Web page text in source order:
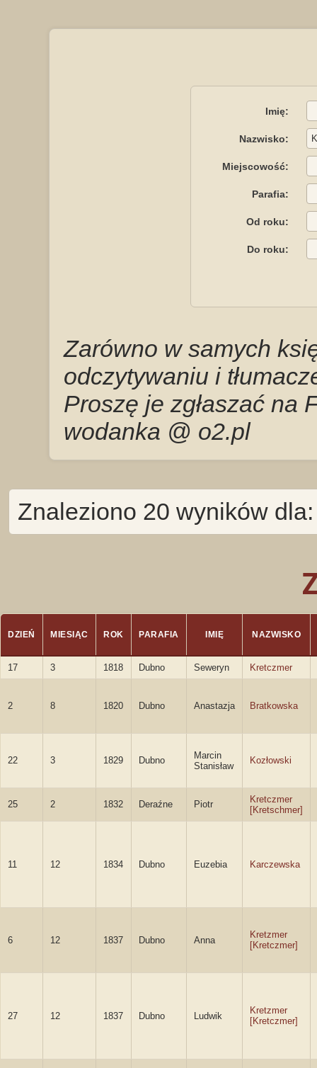
Imię:
Nazwisko:
Miejscowość:
Parafia:
Od roku:
Do roku:
Zarówno w samych
odczytywaniu i
Proszę je zgłaszać na
wodanka @ o2.pl
Znaleziono 20 wyników
DZIEŃ MIESIĄC ROK PARAFIA IMIĘ NAZWISKO
17 3 1818 Dubno Seweryn Kretczmer
2 8 1820 Dubno Anastazja Bratkowska
22 3 1829 Dubno
Marcin
Stanisław
Kozłowski
25 2 1832 Deraźne Piotr
Kretczmer
[Kretschmer]
11 12 1834 Dubno Euzebia Karczewska
6 12 1837 Dubno Anna
Kretzmer
[Kretczmer]
27 12 1837 Dubno Ludwik
Kretzmer
[Kretczmer]